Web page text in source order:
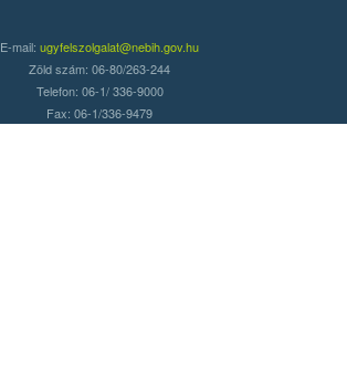
E-mail: ugyfelszolgalat@nebih.gov.hu
Zöld szám: 06-80/263-244
Telefon: 06-1/ 336-9000
Fax: 06-1/336-9479